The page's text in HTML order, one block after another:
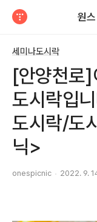
원
세미나도시락
[안양천로]
도시락입
도시락/도
닉>
onespicnic 2022. 9.